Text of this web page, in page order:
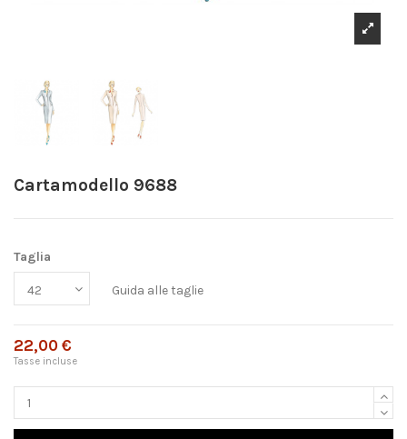
Cartamodello 9688
Taglia
Guida alle taglie
22,00 €
Tasse incluse